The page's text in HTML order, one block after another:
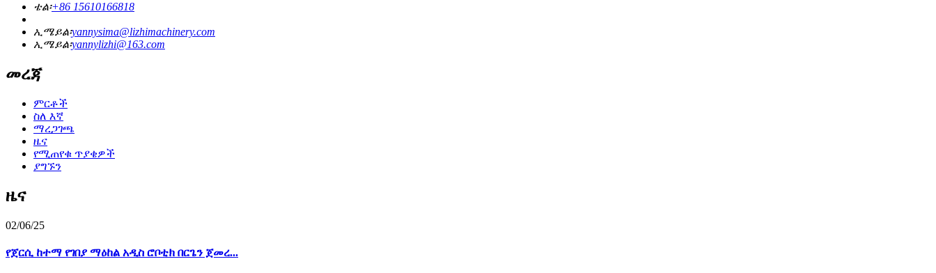
ቴል፡+86 15610166818
ኢሜይል፡yannysima@lizhimachinery.com
ኢሜይል፡yannylizhi@163.com
መረጃ
ምርቶች
ስለ እኛ
ማረጋገጫ
ዜና
የሚጠየቁ ጥያቄዎች
ያግኙን
ዜና
02/06/25
የጀርሲ ከተማ የገበያ ማዕከል አዲስ ሮቦቲክ በርጌን ጀመረ...